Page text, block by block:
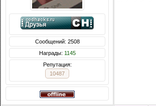
Сообщений: 2508
Награды: 1145
Репутация:
10487